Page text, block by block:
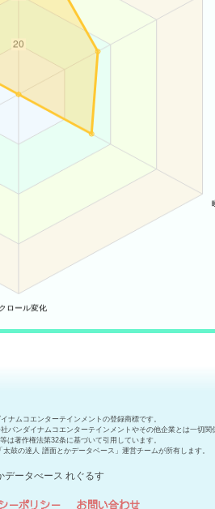
ナムコエンターテインメントの登録商標です。
ンダイナムコエンターテインメントやその他企業とは一切関
は著作権法第32条に基づいて引用しています。
鼓の達人 譜面とかデータベース」運営チームが所有します。
ータべース れぐるす
ーポリシー お問い合わせ